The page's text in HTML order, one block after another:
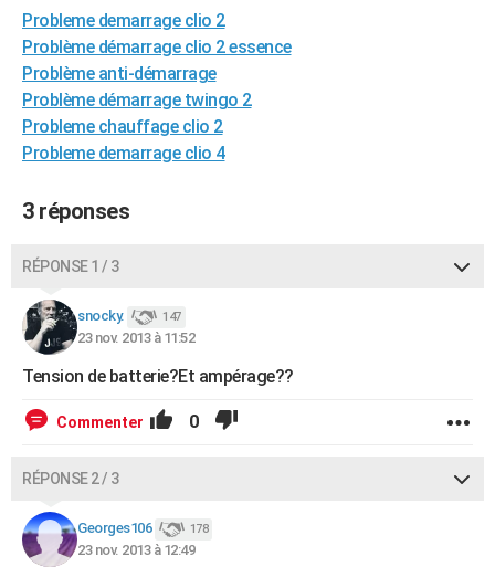
Dictionnaire
Biographies
Citations
Expressions
Proverbes
PROGRAMME TV
COPAINS D'AVANT
S'inscrire
Se connecter
Lycées
Collèges
Primaires
Universités
Entreprises
Service militaire
Avis de recherche
AVIS DE DÉCÈS
FORUM
Bricolage
Lifestyle
Culture
Sport
Auto
Television
Voyage
Cinema
Probleme demarrage clio 2
Problème démarrage clio 2 essence
Problème anti-démarrage
Problème démarrage twingo 2
Probleme chauffage clio 2
Probleme demarrage clio 4
3 réponses
RÉPONSE 1 / 3
snocky. 147
23 nov. 2013 à 11:52
Tension de batterie?Et ampérage??
Commenter 0
RÉPONSE 2 / 3
Georges106 178
23 nov. 2013 à 12:49